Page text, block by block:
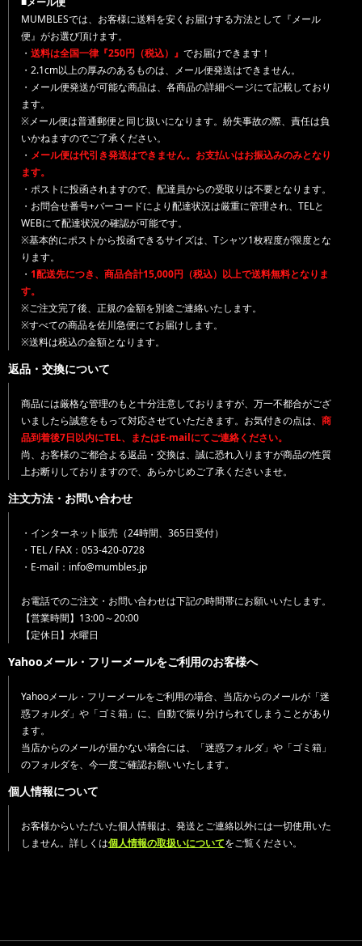
MUMBLESでは、お客様に送料を安くお届けする方法として『メール
便』がお選び頂けます。
・ 送料は全国一律『250円（税込）』 でお届けできます！
・2.1cm以上の厚みのあるものは、メール便発送はできません。
・メール便発送が可能な商品は、各商品の詳細ページにて記載しており
ます。
※メール便は普通郵便と同じ扱いになります。紛失事故の際、責任は負
いかねますのでご了承ください。
・ メール便は代引き発送はできません。お支払いはお振込みのみとなり
ます。
・ポストに投函されますので、配達員からの受取りは不要となります。
・お問合せ番号+バーコードにより配達状況は厳重に管理され、TELと
WEBにて配達状況の確認が可能です。
※基本的にポストから投函できるサイズは、Tシャツ1枚程度が限度とな
ります。
・ 1配送先につき、商品合計15,000円（税込）以上で送料無料となりま
す。
※ご注文完了後、正規の金額を別途ご連絡いたします。
※すべての商品を佐川急便にてお届けします。
※送料は税込の金額となります。
返品・交換について
商品には厳格な管理のもと十分注意しておりますが、万一不都合がござ
いましたら誠意をもって対応させていただきます。お気付きの点は、 商
品到着後7日以内にTEL、またはE-mailにてご連絡ください。
尚、お客様のご都合よる返品・交換は、誠に恐れ入りますが商品の性質
上お断りしておりますので、あらかじめご了承くださいませ。
注文方法・お問い合わせ
・インターネット販売（24時間、365日受付）
・TEL / FAX：053-420-0728
・E-mail：info@mumbles.jp
お電話でのご注文・お問い合わせは下記の時間帯にお願いいたします。
【営業時間】13:00～20:00
【定休日】水曜日
Yahooメール・フリーメールをご利用のお客様へ
Yahooメール・フリーメールをご利用の場合、当店からのメールが「迷
惑フォルダ」や「ゴミ箱」に、自動で振り分けられてしまうことがあり
ます。
当店からのメールが届かない場合には、「迷惑フォルダ」や「ゴミ箱」
のフォルダを、今一度ご確認お願いいたします。
個人情報について
お客様からいただいた個人情報は、発送とご連絡以外には一切使用いた
しません。詳しくは個人情報の取扱いについてをご覧ください。